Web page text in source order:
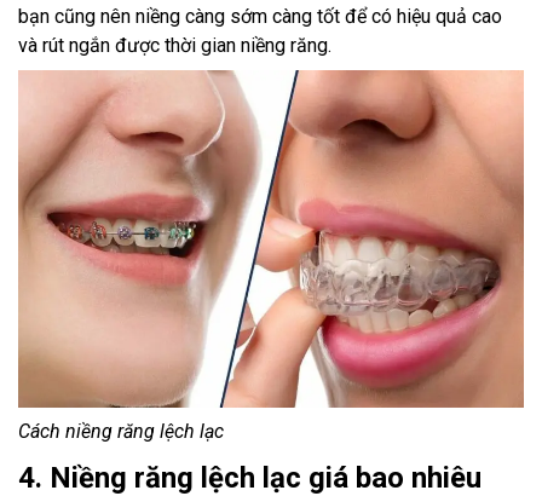
bạn cũng nên niềng càng sớm càng tốt để có hiệu quả cao
và rút ngắn được thời gian niềng răng.
Cách niềng răng lệch lạc
4. Niềng răng lệch lạc giá bao nhiêu